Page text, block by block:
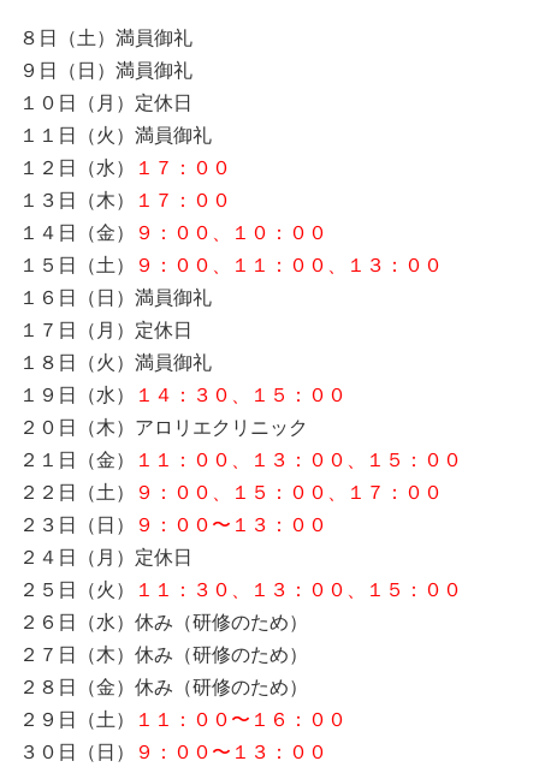
８日（土） 満員御礼
９日（日） 満員御礼
１０日（月）定休日
１１日（火）満員御礼
１２日（水）
１７：００
１３日（木）
１７：００
１４日（金）
９：００、１０：００
１５日（土）
９：００、１１：００、１３：００
１６日（日） 満員御礼
１７日（月）定休日
１８日（火）満員御礼
１９日（水）
１４：３０、１５：００
２０日（木）アロリエクリニック
２１日（金）
１１：００、１３：００、１５：００
２２日（土）
９：００、１５：００、１７：００
２３日（日）
９：００〜１３：００
２４日（月）定休日
２５日（火）
１１：３０、１３：００、１５：００
２６日（水）休み（研修のため）
２７日（木）休み（研修のため）
２８日（金） 休み（研修のため）
２９日（土）
１１：００〜１６：００
３０日（日）
９：００〜１３：００